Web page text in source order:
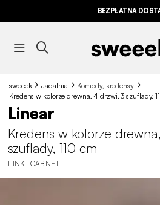
BEZPŁATNA
sweeek Jadalnia
Komody, kredensy
Kredens w kolorze drewna, 4 drzwi, 3 szuflady,
Linear
Kredens w kolorze
szuflady, 110 cm
ILINKITCABINET